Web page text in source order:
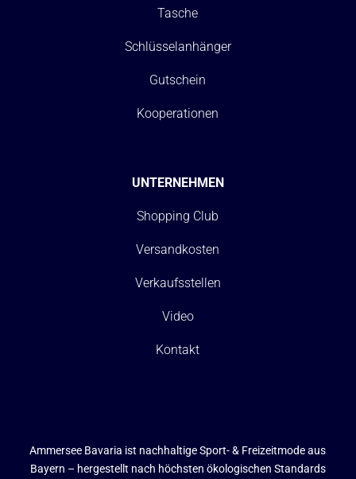
Tasche
Schlüsselanhänger
Gutschein
Kooperationen
UNTERNEHMEN
Shopping Club
Versandkosten
Verkaufsstellen
Video
Kontakt
Ammersee Bavaria ist nachhaltige Sport- & Freizeitmode aus
Bayern – hergestellt nach höchsten ökologischen Standards